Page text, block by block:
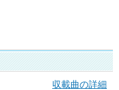
収載曲の詳細